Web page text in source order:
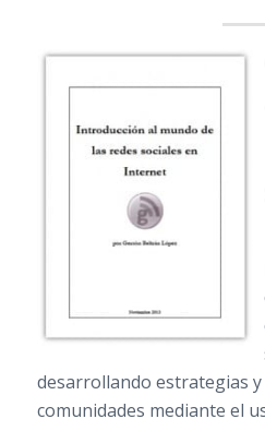
desarrollando estrategias
comunidades mediante el